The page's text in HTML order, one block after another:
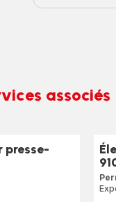
associés
presse-